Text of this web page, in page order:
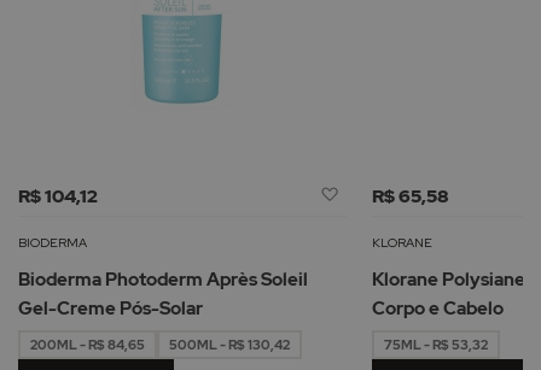
R$ 104,12
Adicionar
Lista
Desejos
BIODERMA
Bioderma Photoderm Après Soleil
Gel-Creme Pós-Solar
200ML - R$ 84,65 500ML - R$ 130,42
R$ 65,58
KLORANE
Klorane Polysianes
Corpo e Cabelo
75ML - R$ 53,32